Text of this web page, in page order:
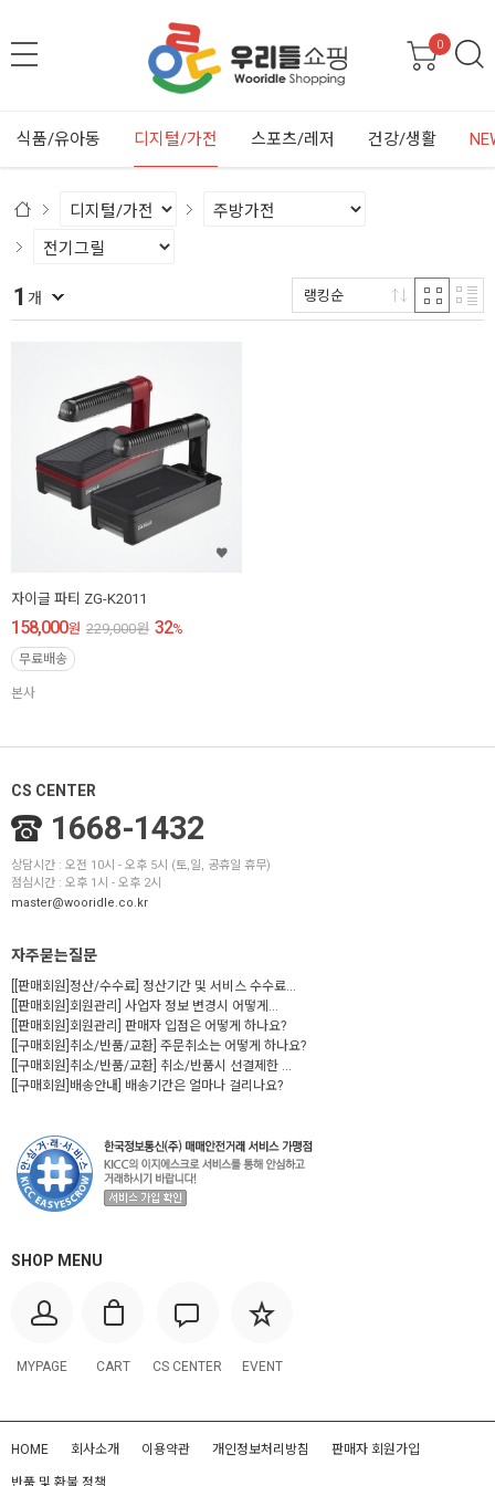
0
식품/유아동 디지털/가전 스포츠/레저 건강/생활
1 개 랭킹순
자이글 파티 ZG-K2011
158,000원 229,000원 32%
무료배송
본사
CS CENTER
1668-1432
상담시간 : 오전 10시 - 오후 5시 (토,일, 공휴일 휴무)
점심시간 : 오후 1시 - 오후 2시
master@wooridle.co.kr
자주묻는질문
[[판매회원]정산/수수료] 정산기간 및 서비스 수수료...
[[판매회원]회원관리] 사업자 정보 변경시 어떻게...
[[판매회원]회원관리] 판매자 입점은 어떻게 하나요?
[[구매회원]취소/반품/교환] 주문취소는 어떻게 하나요?
[[구매회원]취소/반품/교환] 취소/반품시 선결제한 ...
[[구매회원]배송안내] 배송기간은 얼마나 걸리나요?
SHOP MENU
MYPAGE CART CS CENTER EVENT
HOME 회사소개 이용약관 개인정보처리방침 판매자 회원가입
반품 및 환불 정책